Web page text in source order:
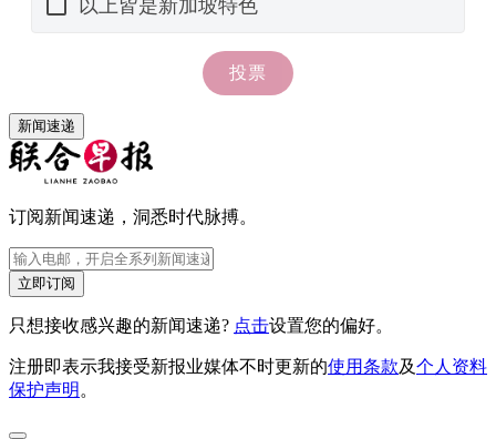
新闻速递
订阅新闻速递，洞悉时代脉搏。
立即订阅
只想接收感兴趣的新闻速递? 点击设置您的偏好。
注册即表示我接受新报业媒体不时更新的使用条款及个人资料
保护声明 。